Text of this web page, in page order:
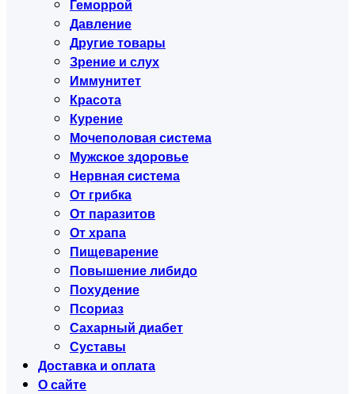
Геморрой
Давление
Другие товары
Зрение и слух
Иммунитет
Красота
Курение
Мочеполовая система
Мужское здоровье
Нервная система
От грибка
От паразитов
От храпа
Пищеварение
Повышение либидо
Похудение
Псориаз
Сахарный диабет
Суставы
Доставка и оплата
О сайте